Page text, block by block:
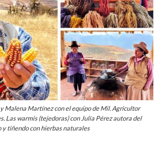
Malena Martínez con el equipo de Mil. Agricultor
Las warmis (tejedoras) con Julia Pérez autora del
y tiñendo con hierbas naturales